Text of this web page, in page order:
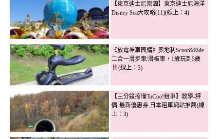
【東京迪士尼樂園】東京迪士尼海洋
Disney Sea大攻略(11)(線上：4)
《放電神車團購》奧地利Scoot&Ride
二合一滑步車/滑板車，1歲玩到5歲
(線上：3)
【三分鐘搞懂ToCoo!租車】教學-評
價-最新優惠券,日本租車網站推薦(線
上：3)